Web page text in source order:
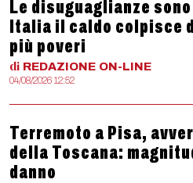
Le disuguaglianze
Italia il caldo colpisce
più poveri
di REDAZIONE ON-LINE
04/08/2026 12:52
Terremoto a Pisa,
della Toscana:
danno